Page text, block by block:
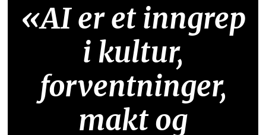
«AI er et inngrep
i kultur,
forventninger,
makt og